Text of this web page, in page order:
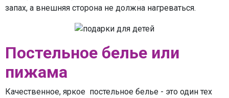
запах, а внешняя сторона не должна нагреваться.
Постельное белье или
пижама
Качественное, яркое постельное белье - это один тех